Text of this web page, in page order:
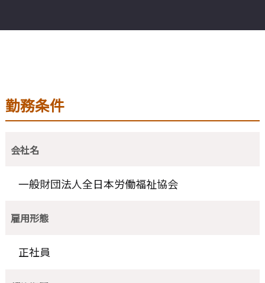
勤務条件
会社名
一般財団法人全日本労働福祉協会
雇用形態
正社員